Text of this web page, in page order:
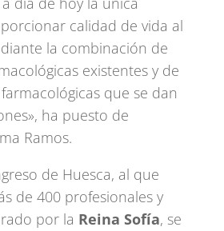
calidad de vida al
la combinación de
existentes y de
que se dan
ha puesto de
Ramos.
de Huesca, al que
de 400 profesionales y
por la Reina Sofía, se